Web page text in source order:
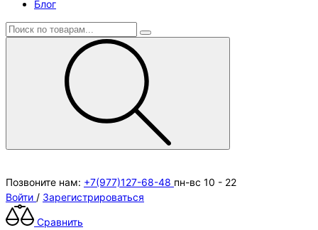
Блог
Позвоните нам: +7(977)127-68-48 пн-вс 10 - 22
Войти / Зарегистрироваться
Сравнить